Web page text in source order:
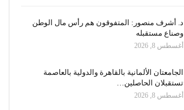
د. أشرف منصور: المتفوقون هم رأس مال الوطن
وصناع مستقبله
أغسطس 8, 2026
الجامعتان الألمانية بالقاهرة والدولية بالعاصمة
تستقبلان الحاصلين…
أغسطس 8, 2026